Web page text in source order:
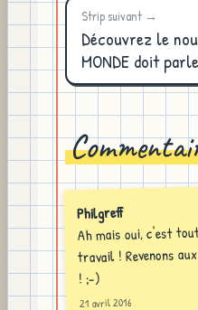
Strip suivant →
Découvrez le
MONDE doit
Philgreff
Ah mais oui, c'est
travail ! Revenons
! ;-)
21 avril 2016